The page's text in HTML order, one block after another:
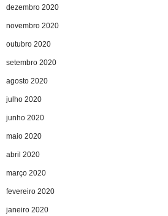
dezembro 2020
novembro 2020
outubro 2020
setembro 2020
agosto 2020
julho 2020
junho 2020
maio 2020
abril 2020
março 2020
fevereiro 2020
janeiro 2020